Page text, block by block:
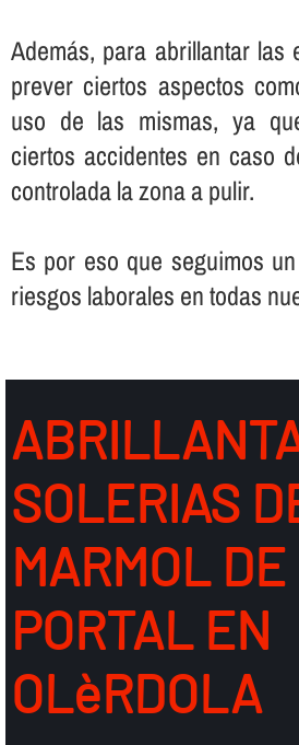
Además, para abrillantar las
prever ciertos aspectos
uso de las mismas, ya
ciertos accidentes en caso
controlada la zona a pulir.
Es por eso que seguimos
riesgos laborales en todas
SOLERIAS
MARMOL DE
PORTAL EN
OLèRDOLA